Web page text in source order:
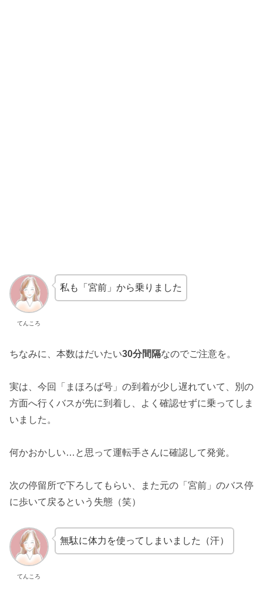
てんころ
私も「宮前」から乗りました
ちなみに、本数はだいたい30分間隔なのでご注意を。
実は、今回「まほろば号」の到着が少し遅れていて、別の
方面へ行くバスが先に到着し、よく確認せずに乗ってしま
いました。
何かおかしい…と思って運転手さんに確認して発覚。
次の停留所で下ろしてもらい、また元の「宮前」のバス停
に歩いて戻るという失態（笑）
てんころ
無駄に体力を使ってしまいました（汗）